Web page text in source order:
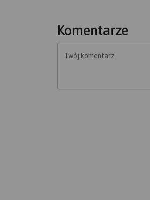
Komentarze
Twój komentarz